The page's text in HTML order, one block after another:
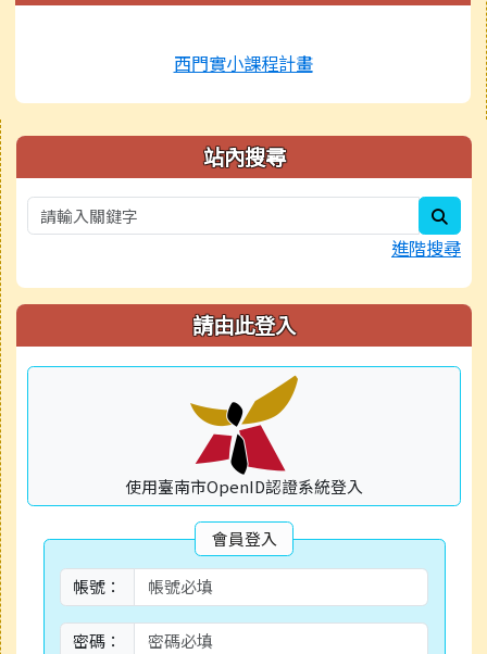
西門實小課程計畫
右邊區域內容 站內搜尋
進階搜尋
請由此登入
使用臺南市OpenID認證系統登入
會員登入
帳號：
密碼：